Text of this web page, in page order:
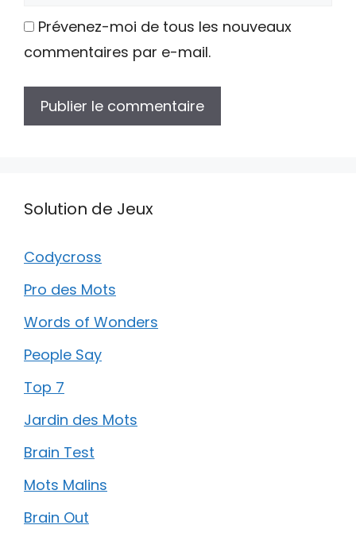
Prévenez-moi de tous les nouveaux
commentaires par e-mail.
Solution de Jeux
Codycross
Pro des Mots
Words of Wonders
People Say
Top 7
Jardin des Mots
Brain Test
Mots Malins
Brain Out